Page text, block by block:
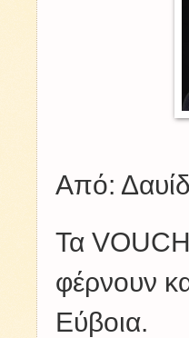
Από:
Τα
φέρνουν
Εύβοια.